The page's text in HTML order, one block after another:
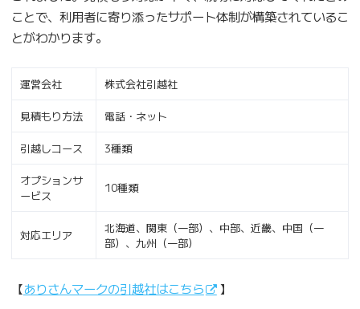
ことで、利用者に寄り添ったサポート体制が構築されているこ
とがわかります。
運営会社 株式会社引越社
見積もり方法 電話・ネット
引越しコース 3種類
オプションサ
ービス
10種類
対応エリア
北海道、関東（一部）、中部、近畿、中国（一
部）、九州（一部）
【ありさんマークの引越社はこちら 】